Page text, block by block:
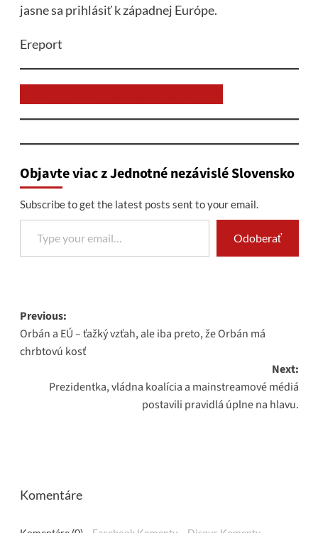
jasne sa prihlásiť k západnej Európe.
Ereport
Objavte viac z Jednotné nezávislé Slovensko
Subscribe to get the latest posts sent to your email.
Type your email…
Odoberať
Post
navigation
Previous:
Orbán a EÚ – ťažký vzťah, ale iba preto, že Orbán má
chrbtovú kosť
Next:
Prezidentka, vládna koalícia a mainstreamové médiá
postavili pravidlá úplne na hlavu.
Komentáre